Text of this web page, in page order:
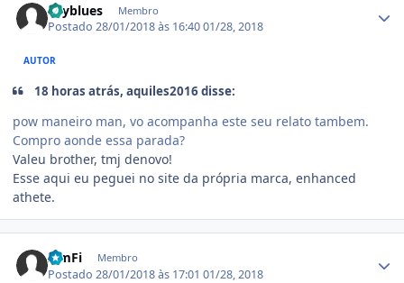
skyblues Membro
Postado28/01/2018 às 16:4001/28, 2018
AUTOR
18 horas atrás, aquiles2016 disse:
pow maneiro man, vo acompanha este seu relato tambem.
Compro aonde essa parada?
Valeu brother, tmj denovo!
Esse aqui eu peguei no site da própria marca, enhanced
athete.
IcmFi Membro
Postado28/01/2018 às 17:0101/28, 2018